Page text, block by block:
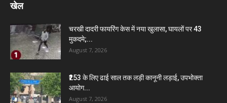
खेल
चरखी दादरी फायरिंग केस में नया खुलासा, घायलों पर 43
मुकदमे;...
August 7, 2026
₹253 के लिए ढाई साल तक लड़ी कानूनी लड़ाई, उपभोक्ता
आयोग...
August 7, 2026